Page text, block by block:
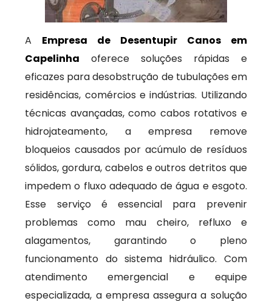
A Empresa de Desentupir Canos em
Capelinha oferece soluções rápidas e
eficazes para desobstrução de tubulações em
residências, comércios e indústrias. Utilizando
técnicas avançadas, como cabos rotativos e
hidrojateamento, a empresa remove
bloqueios causados por acúmulo de resíduos
sólidos, gordura, cabelos e outros detritos que
impedem o fluxo adequado de água e esgoto.
Esse serviço é essencial para prevenir
problemas como mau cheiro, refluxo e
alagamentos, garantindo o pleno
funcionamento do sistema hidráulico. Com
atendimento emergencial e equipe
especializada, a empresa assegura a solução